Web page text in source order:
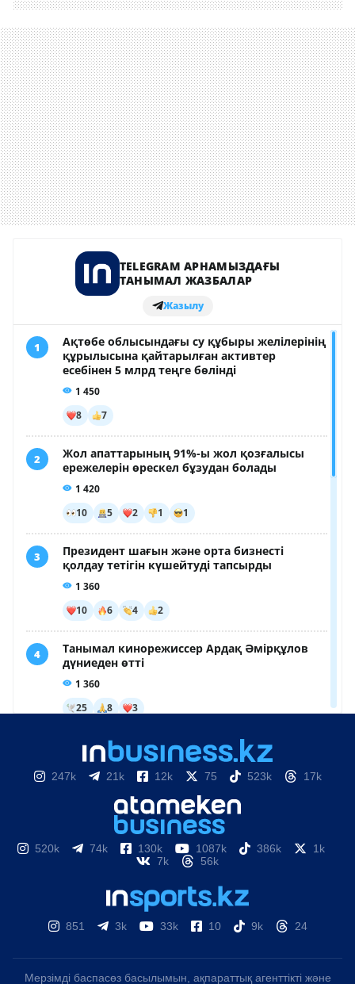
247k 21k 12k 75 523k 17k
520k 74k 130k 1087k 386k
1k
7k
56k
851 3k 33k 10 9k 24
Мерзімді баспасөз басылымын, ақпараттық агенттікті және